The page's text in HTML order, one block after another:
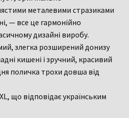
металевими стразиками
— все це гармонійно
дизайні виробу.
злегка розширений донизу
кишені і зручний, красивий
поличка трохи довша від
що відповідає українським